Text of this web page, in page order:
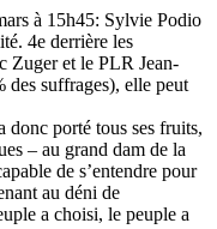
à 15h45: Sylvie Podio
4e derrière les
Zuger et le PLR Jean-
des suffrages), elle peut
donc porté tous ses fruits,
– au grand dam de la
de s’entendre pour
au déni de
a choisi, le peuple a